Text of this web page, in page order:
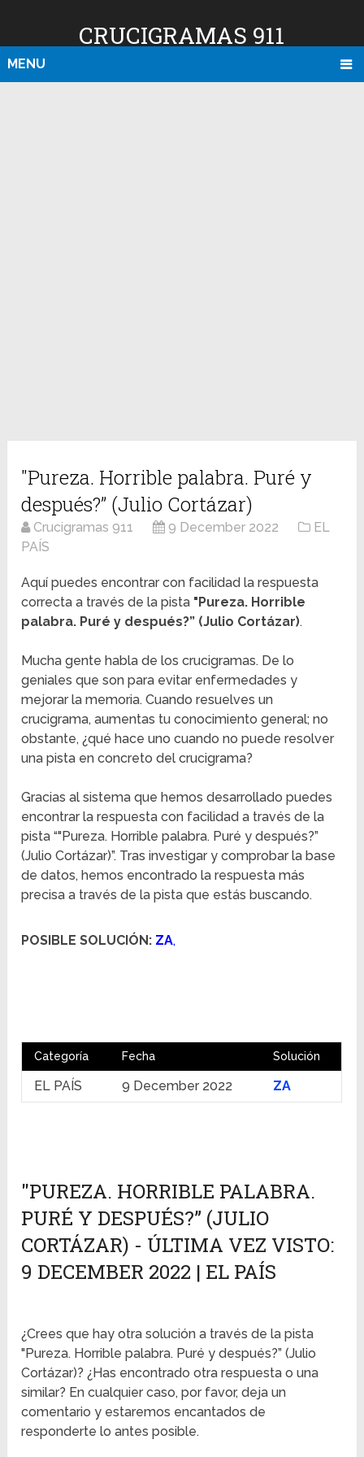
CRUCIGRAMAS 911
MENU
"Pureza. Horrible palabra. Puré y
después?” (Julio Cortázar)
Crucigramas 911 9 December 2022
EL
PAÍS
Aquí puedes encontrar con facilidad la respuesta
correcta a través de la pista "Pureza. Horrible
palabra. Puré y después?” (Julio Cortázar).
Mucha gente habla de los crucigramas. De lo
geniales que son para evitar enfermedades y
mejorar la memoria. Cuando resuelves un
crucigrama, aumentas tu conocimiento general; no
obstante, ¿qué hace uno cuando no puede resolver
una pista en concreto del crucigrama?
Gracias al sistema que hemos desarrollado puedes
encontrar la respuesta con facilidad a través de la
pista “"Pureza. Horrible palabra. Puré y después?”
(Julio Cortázar)”. Tras investigar y comprobar la base
de datos, hemos encontrado la respuesta más
precisa a través de la pista que estás buscando.
POSIBLE SOLUCIÓN: ZA,
Categoría Fecha Solución
EL PAÍS 9 December 2022 ZA
"PUREZA. HORRIBLE PALABRA.
PURÉ Y DESPUÉS?” (JULIO
CORTÁZAR) - ÚLTIMA VEZ VISTO:
9 DECEMBER 2022 | EL PAÍS
¿Crees que hay otra solución a través de la pista
"Pureza. Horrible palabra. Puré y después?” (Julio
Cortázar)? ¿Has encontrado otra respuesta o una
similar? En cualquier caso, por favor, deja un
comentario y estaremos encantados de
responderte lo antes posible.